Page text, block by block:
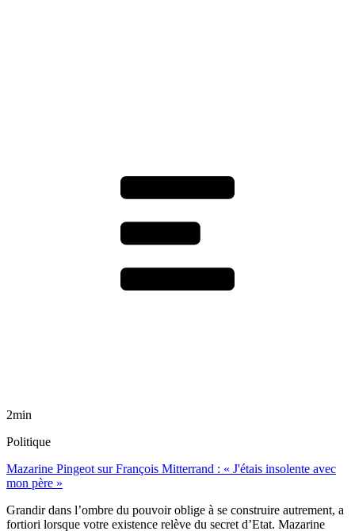
2min
Politique
Mazarine Pingeot sur François Mitterrand : « J'étais insolente avec
mon père »
Grandir dans l’ombre du pouvoir oblige à se construire autrement, a
fortiori lorsque votre existence relève du secret d’Etat. Mazarine